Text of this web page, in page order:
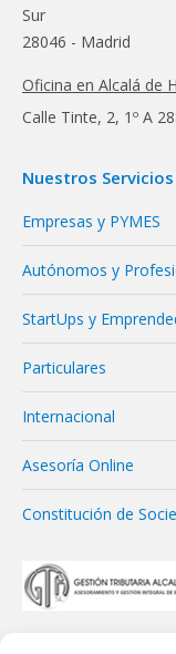
Sur
28046 - Madrid
Oficina en Alcalá de
Calle Tinte, 2, 1º A
Nuestros Servicios
Empresas y PYMES
Autónomos y
StartUps y
Particulares
Internacional
Asesoría Online
Constitución de